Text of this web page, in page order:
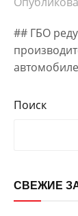
## ГБО
Поиск
СВЕЖИЕ